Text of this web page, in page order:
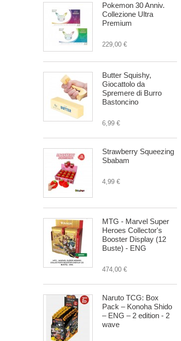
Pokemon 30 Anniv.
Collezione Ultra
Premium
229,00 €
Butter Squishy,
Giocattolo da
Spremere di Burro
Bastoncino
6,99 €
Strawberry Squeezing
Sbabam
4,99 €
MTG - Marvel Super
Heroes Collector's
Booster Display (12
Buste) - ENG
474,00 €
Naruto TCG: Box
Pack – Konoha Shido
– ENG – 2 edition - 2
wave